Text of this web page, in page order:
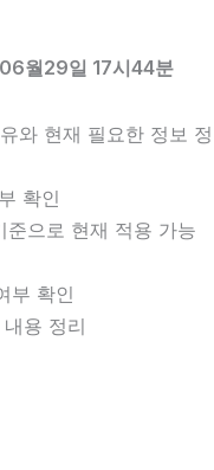
월29일 17시44분
와 현재 필요한 정보 정
확인
으로 현재 적용 가능
부 확인
용 정리